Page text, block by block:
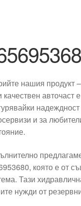
нашия продукт
качествен авточаст
и за
която е от
Тази
нужди от